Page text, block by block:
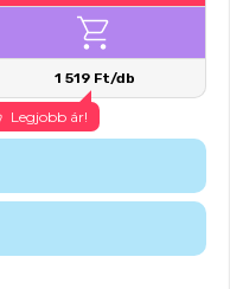
1 519 Ft/db
Legjobb ár!